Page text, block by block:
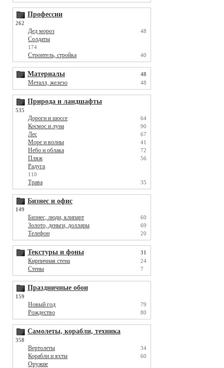
Профессии
262
Дед мороз 48
Солдаты
174
Строитель, стройка 40
Материалы 48
Металл, железо 48
Природа и ландшафты
535
Дороги и шоссе 64
Космос и луна 90
Лес 67
Море и волны 41
Небо и облака 72
Пляж 56
Радуга
110
Трава 35
Бизнес и офис
149
Бизнес, люди, клипарт 60
Золото, деньги, доллары 69
Телефон 20
Текстуры и фоны 31
Кирпичная стена 24
Стены 7
Праздничные обои
159
Новый год 79
Рождество 80
Самолеты, корабли, техника
358
Вертолеты 34
Корабли и яхты 60
Оружие